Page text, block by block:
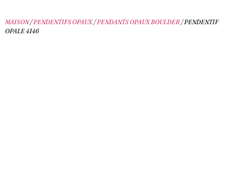
MAISON/PENDENTIFS OPAUX/PENDANTS OPAUX BOULDER/ PENDENTIF
OPALE 4146